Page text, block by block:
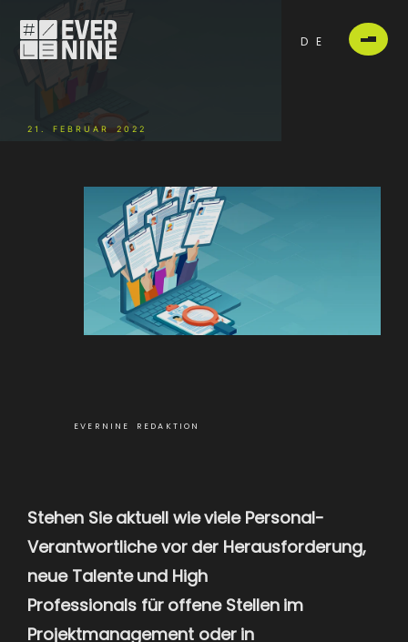
DE
21. FEBRUAR 2022
-
EVERNINE REDAKTION
Stehen Sie aktuell wie viele Personal-
Verantwortliche vor der Herausforderung,
neue Talente und High
Professionals für offeneStellenim
Projektmanagement oder in